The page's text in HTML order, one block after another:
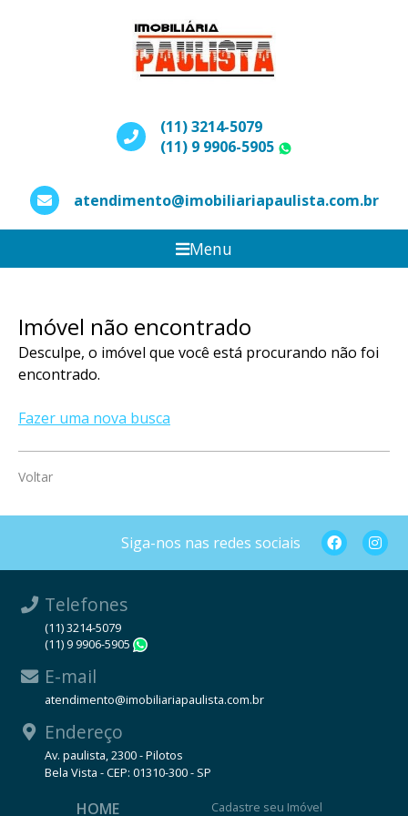
(11) 3214-5079
(11) 9 9906-5905
atendimento@imobiliariapaulista.com.br
Menu
Imóvel não encontrado
Desculpe, o imóvel que você está procurando não foi
encontrado.
Fazer uma nova busca
Voltar
Siga-nos nas redes sociais
Telefones
(11) 3214-5079
(11) 9 9906-5905
E-mail
atendimento@imobiliariapaulista.com.br
Endereço
Av. paulista, 2300 - Pilotos
Bela Vista - CEP: 01310-300 - SP
HOME Cadastre seu Imóvel